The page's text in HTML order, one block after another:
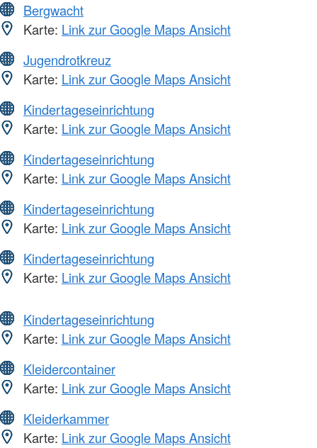
Bergwacht
Karte: Link zur Google Maps Ansicht
Jugendrotkreuz
Karte: Link zur Google Maps Ansicht
Kindertageseinrichtung
Karte: Link zur Google Maps Ansicht
Kindertageseinrichtung
Karte: Link zur Google Maps Ansicht
Kindertageseinrichtung
Karte: Link zur Google Maps Ansicht
Kindertageseinrichtung
Karte: Link zur Google Maps Ansicht
Kindertageseinrichtung
Karte: Link zur Google Maps Ansicht
Kleidercontainer
Karte: Link zur Google Maps Ansicht
Kleiderkammer
Karte: Link zur Google Maps Ansicht